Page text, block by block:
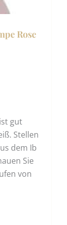
Rose
gut
Stellen
dem Ib
Sie
von